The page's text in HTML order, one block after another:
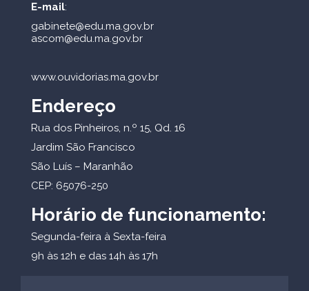
E-mail:
gabinete@edu.ma.gov.br
ascom@edu.ma.gov.br
www.ouvidorias.ma.gov.br
Endereço
Rua dos Pinheiros, n.º 15, Qd. 16
Jardim São Francisco
São Luís – Maranhão
CEP: 65076-250
Horário de funcionamento:
Segunda-feira à Sexta-feira
9h às 12h e das 14h às 17h